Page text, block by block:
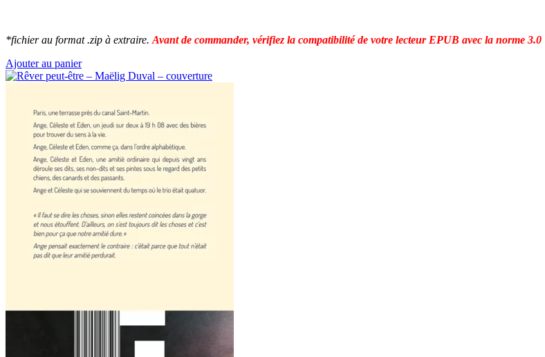
*fichier au format .zip à extraire. Avant de commander, vérifiez la compatibilité de votre lecteur EPUB avec la norme 3.0
Ajouter au panier